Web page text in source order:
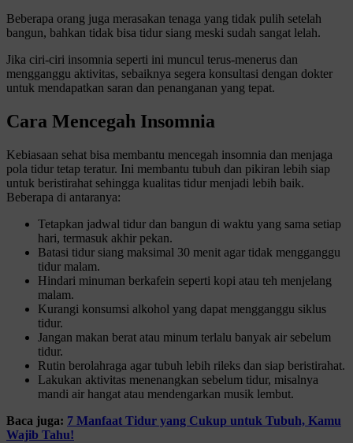
Beberapa orang juga merasakan tenaga yang tidak pulih setelah
bangun, bahkan tidak bisa tidur siang meski sudah sangat lelah.
Jika ciri-ciri insomnia seperti ini muncul terus-menerus dan
mengganggu aktivitas, sebaiknya segera konsultasi dengan dokter
untuk mendapatkan saran dan penanganan yang tepat.
Cara Mencegah Insomnia
Kebiasaan sehat bisa membantu mencegah insomnia dan menjaga
pola tidur tetap teratur. Ini membantu tubuh dan pikiran lebih siap
untuk beristirahat sehingga kualitas tidur menjadi lebih baik.
Beberapa di antaranya:
Tetapkan jadwal tidur dan bangun di waktu yang sama setiap
hari, termasuk akhir pekan.
Batasi tidur siang maksimal 30 menit agar tidak mengganggu
tidur malam.
Hindari minuman berkafein seperti kopi atau teh menjelang
malam.
Kurangi konsumsi alkohol yang dapat mengganggu siklus
tidur.
Jangan makan berat atau minum terlalu banyak air sebelum
tidur.
Rutin berolahraga agar tubuh lebih rileks dan siap beristirahat.
Lakukan aktivitas menenangkan sebelum tidur, misalnya
mandi air hangat atau mendengarkan musik lembut.
Baca juga: 7 Manfaat Tidur yang Cukup untuk Tubuh, Kamu
Wajib Tahu!